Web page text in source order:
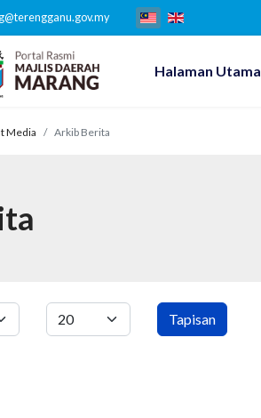
Halaman Utama
Media Arkib Berita
Tapisan